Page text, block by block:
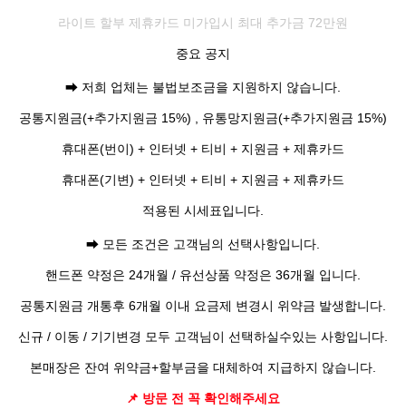
라이트 할부 제휴카드 미가입시 최대 추가금 72만원
중요 공지
➡ 저희 업체는 불법보조금을 지원하지 않습니다.
공통지원금(+추가지원금 15%) , 유통망지원금(+추가지원금 15%)
휴대폰(번이) + 인터넷 + 티비 + 지원금 + 제휴카드
휴대폰(기변) + 인터넷 + 티비 + 지원금 + 제휴카드
적용된 시세표입니다.
➡ 모든 조건은 고객님의 선택사항입니다.
핸드폰 약정은 24개월 / 유선상품 약정은 36개월 입니다.
공통지원금 개통후 6개월 이내 요금제 변경시 위약금 발생합니다.
신규 / 이동 / 기기변경 모두 고객님이 선택하실수있는 사항입니다.
본매장은 잔여 위약금+할부금을 대체하여 지급하지 않습니다.
📌 방문 전 꼭 확인해주세요